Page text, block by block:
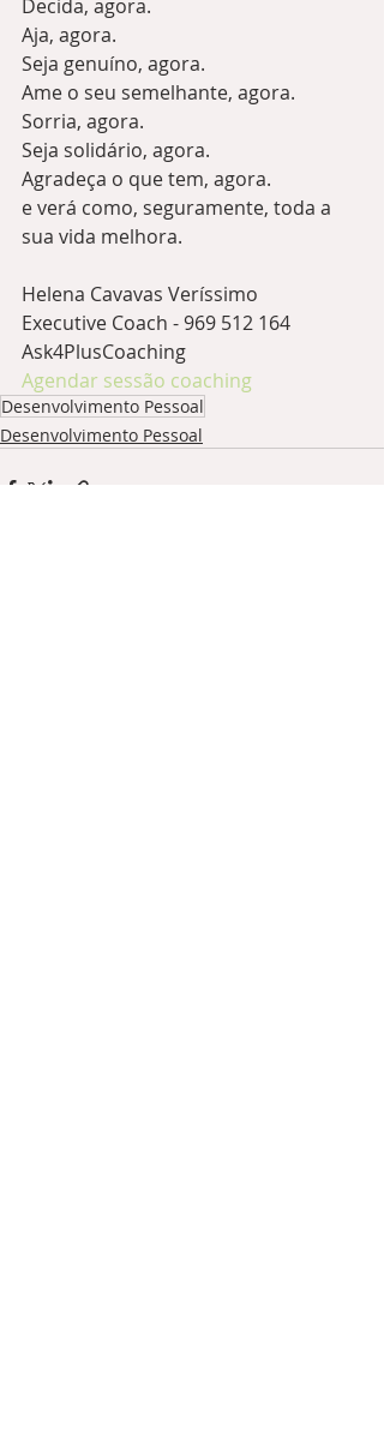
Decida, agora.
Aja, agora.
Seja genuíno, agora.
Ame o seu semelhante, agora.
Sorria, agora.
Seja solidário, agora.
Agradeça o que tem, agora.
e verá como, seguramente, toda a
sua vida melhora.
Helena Cavavas Veríssimo
Executive Coach - 969 512 164
Ask4PlusCoaching
Agendar sessão coaching
Desenvolvimento Pessoal
Desenvolvimento Pessoal